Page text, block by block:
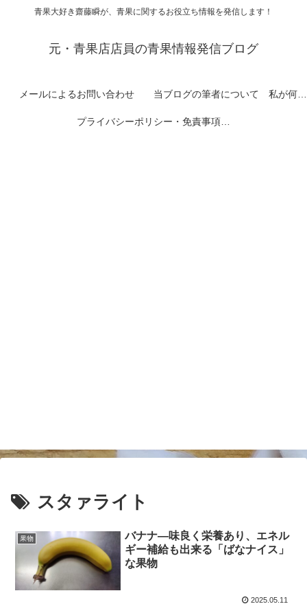
青果大好き齋藤瞬が、青果に関するお役立ち情報を発信します！
元・青果店店員の青果情報発信ブログ
メールによるお問い合わせ 当ブログの筆者について 私が何者なのかを紹介します
プライバシーポリシー・免責事項など
スタァライト
果物
バナナ―味良く栄養あり、エネル
ギー補給も出来る「ばなナイス」
な果物
2025.05.11